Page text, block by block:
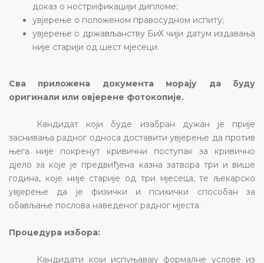
доказ о нострификацији дипломе;
увјерење о положеном правосудном испиту;
увјерење о држављанству БиХ чији датум издавања
није старији од шест мјесеци.
Сва приложена документа морају да буду
оригинали или овјерене фотокопије.
Кандидат који буде изабран дужан је прије
заснивања радног односа доставити увјерење да против
њега није покренут кривични поступак за кривично
дјело за које је предвиђена казна затвора три и више
година, које није старије од три мјесеца, те љекарско
увјерење да је физички и психички способан за
обављање послова наведеног радног мјеста.
Процедура избора:
Кандидати који испуњавају формалне услове из